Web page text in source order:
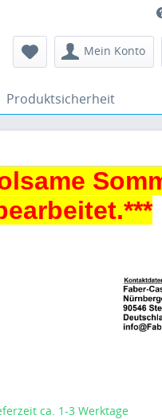
Mein Konto
Produktsicherheit
ca. 1-3 Werktage